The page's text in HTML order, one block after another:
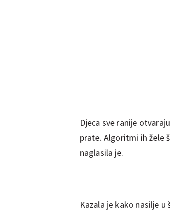
Djeca sve ranije
prate. Algoritmi ih žele
naglasila je.
Kazala je kako nasilje